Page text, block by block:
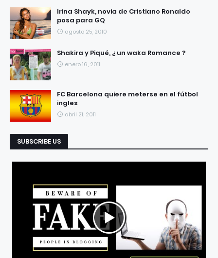
RECIENTES
Irina Shayk, novia de Cristiano Ronaldo
posa para GQ
agosto 25, 2010
Shakira y Piqué, ¿ un waka Romance ?
enero 16, 2011
FC Barcelona quiere meterse en el fútbol
ingles
abril 21, 2011
SUBSCRIBE US